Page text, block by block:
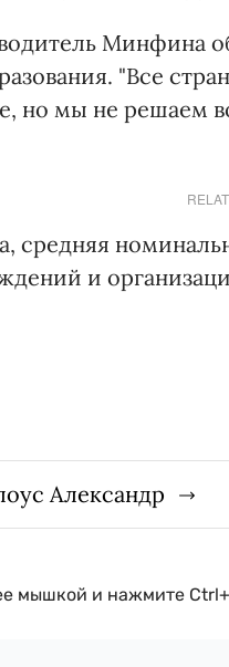
Минфина
"Все
но мы не решаем
средняя
и
Александр
мышкой и нажмите